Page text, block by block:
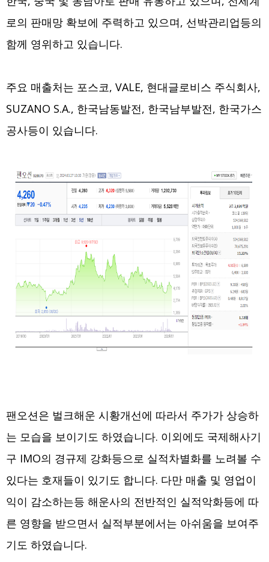
로의 판매망 확보에 주력하고 있으며, 선박관리업등의
함께 영위하고 있습니다.
주요 매출처는 포스코, VALE, 현대글로비스 주식회사,
SUZANO S.A., 한국남동발전, 한국남부발전, 한국가스
공사등이 있습니다.
팬오션은 벌크해운 시황개선에 따라서 주가가 상승하
는 모습을 보이기도 하였습니다. 이외에도 국제해사기
구 IMO의 경규제 강화등으로 실적차별화를 노려볼 수
있다는 호재들이 있기도 합니다. 다만 매출 및 영업이
익이 감소하는등 해운사의 전반적인 실적악화등에 따
른 영향을 받으면서 실적부분에서는 아쉬움을 보여주
기도 하였습니다.